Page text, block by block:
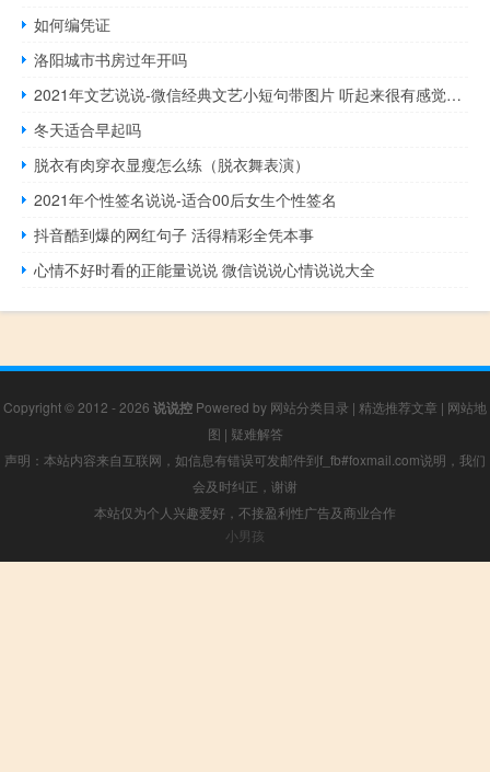
如何编凭证
洛阳城市书房过年开吗
2021年文艺说说-微信经典文艺小短句带图片 听起来很有感觉的文艺句子
冬天适合早起吗
脱衣有肉穿衣显瘦怎么练（脱衣舞表演）
2021年个性签名说说-适合00后女生个性签名
抖音酷到爆的网红句子 活得精彩全凭本事
心情不好时看的正能量说说 微信说说心情说说大全
Copyright © 2012 - 2026 说说控 Powered by 网站分类目录 | 精选推荐文章 | 网站地
图 | 疑难解答
声明：本站内容来自互联网，如信息有错误可发邮件到f_fb#foxmail.com说明，我们
会及时纠正，谢谢
本站仅为个人兴趣爱好，不接盈利性广告及商业合作
小男孩